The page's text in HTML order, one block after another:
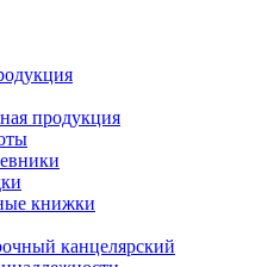
продукция
книжки
канцелярский